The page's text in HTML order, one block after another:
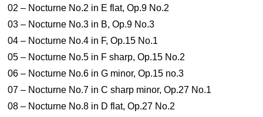
02 – Nocturne No.2 in E flat, Op.9 No.2
03 – Nocturne No.3 in B, Op.9 No.3
04 – Nocturne No.4 in F, Op.15 No.1
05 – Nocturne No.5 in F sharp, Op.15 No.2
06 – Nocturne No.6 in G minor, Op.15 no.3
07 – Nocturne No.7 in C sharp minor, Op.27 No.1
08 – Nocturne No.8 in D flat, Op.27 No.2